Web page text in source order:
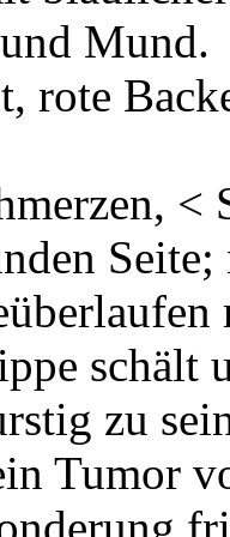
Mund.
rote
<
Seite;
schält
zu
Tumor